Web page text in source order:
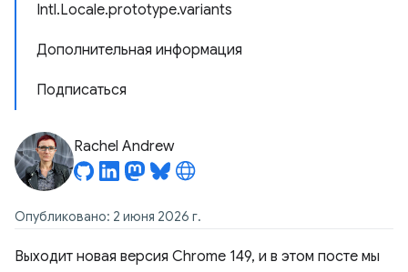
Intl.Locale.prototype.variants
Дополнительная информация
Подписаться
Rachel Andrew
Опубликовано: 2 июня 2026 г.
Выходит новая версия Chrome 149, и в этом посте мы